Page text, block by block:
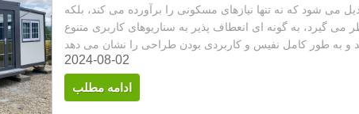
می شود که نه تنها نیازهای مسکونی را برآورده می کند، بلکه
می گیرد، به گونه ای انعطاف پذیر به سناریوهای کاربری متنوع
2024-08-02
ادامه مطلب